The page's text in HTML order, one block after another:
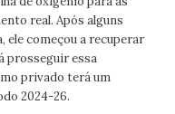
real. Após alguns
ele começou a recuperar
prosseguir essa
privado terá um
2024-26.